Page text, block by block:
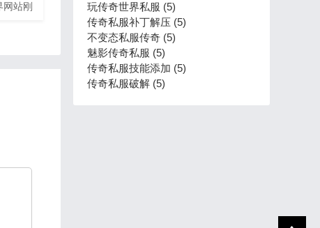
站刚
玩传奇世界私服 (5)
传奇私服补丁解压 (5)
不变态私服传奇 (5)
魅影传奇私服 (5)
传奇私服技能添加 (5)
传奇私服破解 (5)